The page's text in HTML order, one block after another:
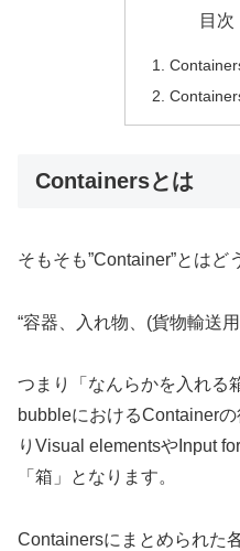
目次
Containersとは
そもそも”Container”とはど
“容器、入れ物、(貨物輸送
つまり「なんらかを入れる
bubbleにおけるContainer
りVisual elementsやInput
「箱」となります。
Containersにまとめられた